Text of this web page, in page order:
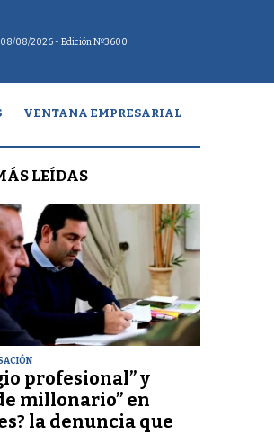
08/08/2026 - Edición Nº3600
VENTANA EMPRESARIAL
LEÍDAS
profesional” y
millonario” en
la denuncia que